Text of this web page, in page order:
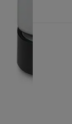
949,00 €